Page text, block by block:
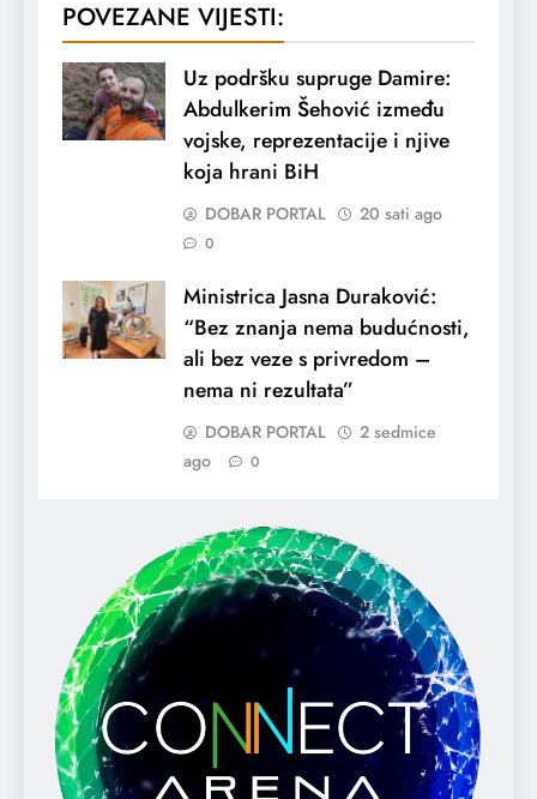
POVEZANE VIJESTI:
Uz podršku supruge Damire:
Abdulkerim Šehović između
vojske, reprezentacije i njive
koja hrani BiH
DOBAR PORTAL 20 sati ago
0
Ministrica Jasna Duraković:
“Bez znanja nema budućnosti,
ali bez veze s privredom –
nema ni rezultata”
DOBAR PORTAL
2 sedmice
ago
0